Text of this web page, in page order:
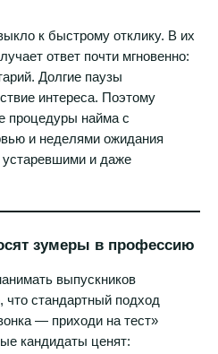
к быстрому отклику. В их
ответ почти мгновенно:
Долгие паузы
интереса. Поэтому
процедуры найма с
и неделями ожидания
и даже
зумеры в профессию
выпускников
что стандартный подход
— приходи на тест»
кандидаты ценят: